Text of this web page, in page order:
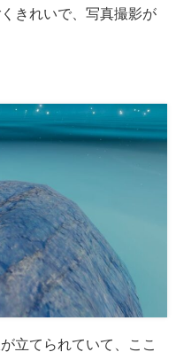
きれいで、写真撮影が
立てられていて、ここ